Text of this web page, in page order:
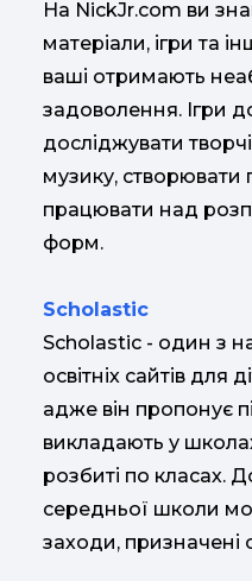
На NickJr.com ви
матеріали, ігри та
ваші отримають
задоволення. Ігри
досліджувати
музику, створювати
працювати над
форм.
Scholastic
Scholastic - один з
освітніх сайтів для
адже він пропонує
викладають у
розбиті по класах.
середньої школи
заходи, призначені